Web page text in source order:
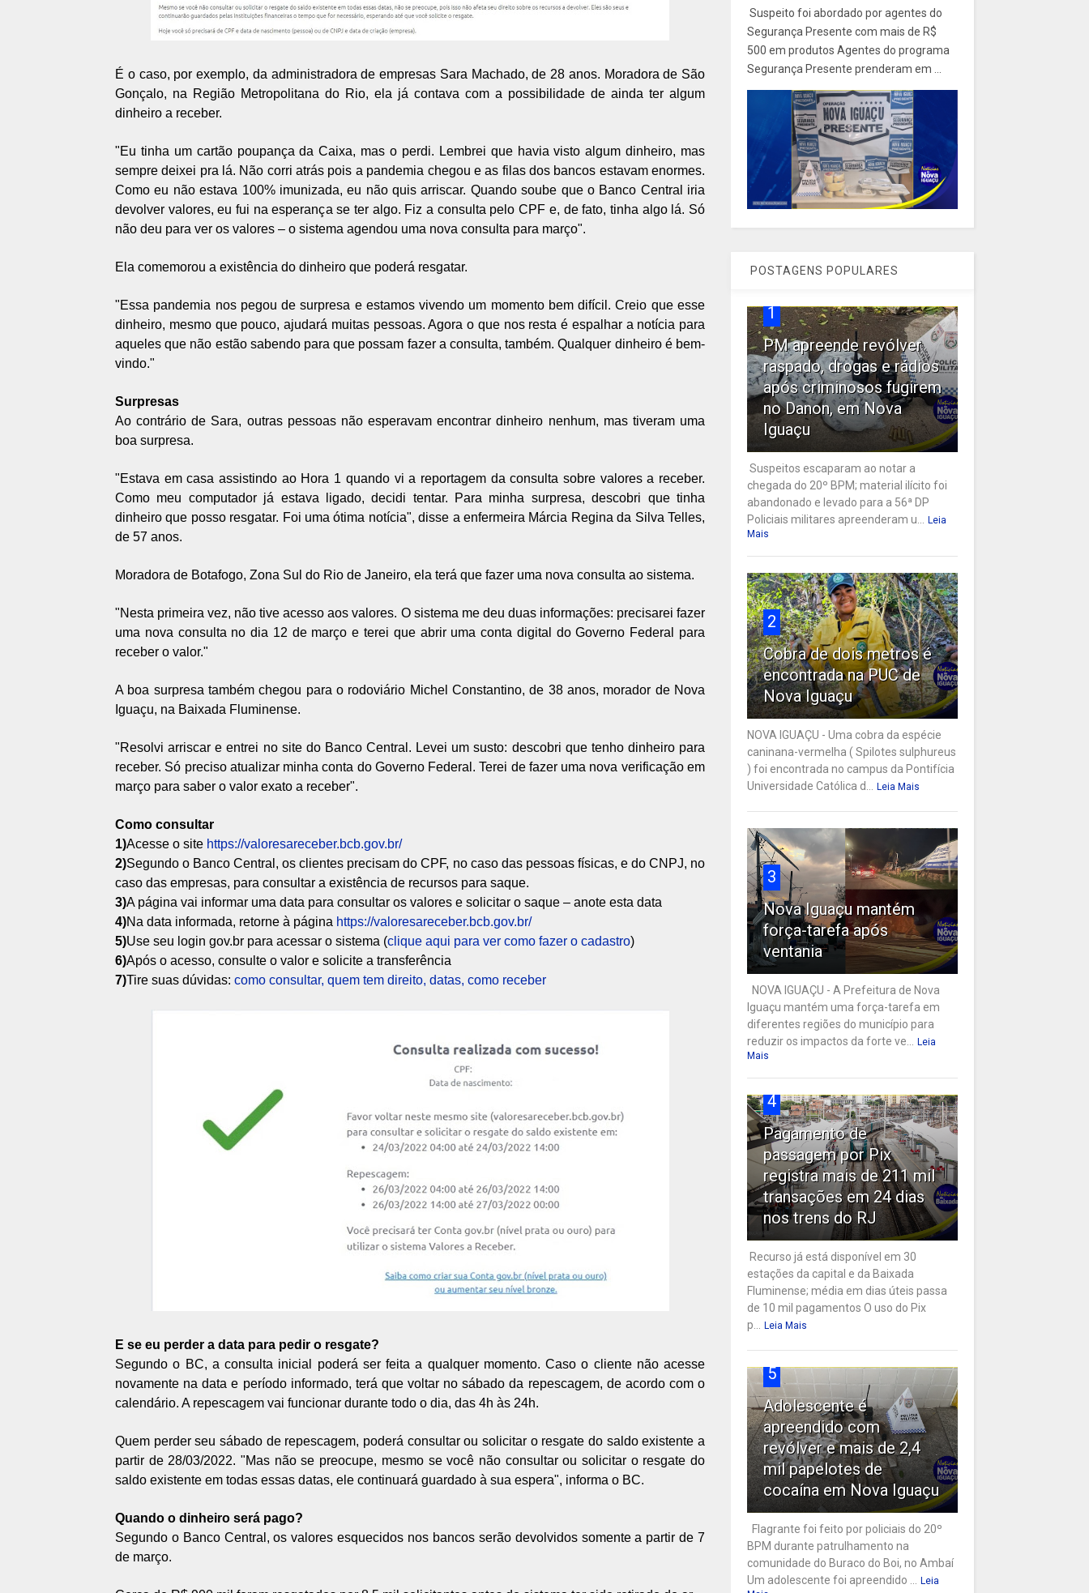
É o caso, por exemplo, da administradora de empresas Sara Machado, de 28 anos. Moradora de São
Gonçalo, na Região Metropolitana do Rio, ela já contava com a possibilidade de ainda ter algum
dinheiro a receber.
"Eu tinha um cartão poupança da Caixa, mas o perdi. Lembrei que havia visto algum dinheiro, mas
sempre deixei pra lá. Não corri atrás pois a pandemia chegou e as filas dos bancos estavam enormes.
Como eu não estava 100% imunizada, eu não quis arriscar. Quando soube que o Banco Central iria
devolver valores, eu fui na esperança se ter algo. Fiz a consulta pelo CPF e, de fato, tinha algo lá. Só
não deu para ver os valores – o sistema agendou uma nova consulta para março".
Ela comemorou a existência do dinheiro que poderá resgatar.
"Essa pandemia nos pegou de surpresa e estamos vivendo um momento bem difícil. Creio que esse
dinheiro, mesmo que pouco, ajudará muitas pessoas. Agora o que nos resta é espalhar a notícia para
aqueles que não estão sabendo para que possam fazer a consulta, também. Qualquer dinheiro é bem-
vindo."
Surpresas
Ao contrário de Sara, outras pessoas não esperavam encontrar dinheiro nenhum, mas tiveram uma
boa surpresa.
"Estava em casa assistindo ao Hora 1 quando vi a reportagem da consulta sobre valores a receber.
Como meu computador já estava ligado, decidi tentar. Para minha surpresa, descobri que tinha
dinheiro que posso resgatar. Foi uma ótima notícia", disse a enfermeira Márcia Regina da Silva Telles,
de 57 anos.
Moradora de Botafogo, Zona Sul do Rio de Janeiro, ela terá que fazer uma nova consulta ao sistema.
"Nesta primeira vez, não tive acesso aos valores. O sistema me deu duas informações: precisarei fazer
uma nova consulta no dia 12 de março e terei que abrir uma conta digital do Governo Federal para
receber o valor."
A boa surpresa também chegou para o rodoviário Michel Constantino, de 38 anos, morador de Nova
Iguaçu, na Baixada Fluminense.
"Resolvi arriscar e entrei no site do Banco Central. Levei um susto: descobri que tenho dinheiro para
receber. Só preciso atualizar minha conta do Governo Federal. Terei de fazer uma nova verificação em
março para saber o valor exato a receber".
Como consultar
1)Acesse o site https://valoresareceber.bcb.gov.br/
2)Segundo o Banco Central, os clientes precisam do CPF, no caso das pessoas físicas, e do CNPJ, no
caso das empresas, para consultar a existência de recursos para saque.
3)A página vai informar uma data para consultar os valores e solicitar o saque – anote esta data
4)Na data informada, retorne à página https://valoresareceber.bcb.gov.br/
5)Use seu login gov.br para acessar o sistema (clique aqui para ver como fazer o cadastro)
6)Após o acesso, consulte o valor e solicite a transferência
7)Tire suas dúvidas: como consultar, quem tem direito, datas, como receber
E se eu perder a data para pedir o resgate?
Segundo o BC, a consulta inicial poderá ser feita a qualquer momento. Caso o cliente não acesse
novamente na data e período informado, terá que voltar no sábado da repescagem, de acordo com o
calendário. A repescagem vai funcionar durante todo o dia, das 4h às 24h.
Quem perder seu sábado de repescagem, poderá consultar ou solicitar o resgate do saldo existente a
partir de 28/03/2022. "Mas não se preocupe, mesmo se você não consultar ou solicitar o resgate do
saldo existente em todas essas datas, ele continuará guardado à sua espera", informa o BC.
Quando o dinheiro será pago?
Segundo o Banco Central, os valores esquecidos nos bancos serão devolvidos somente a partir de 7
de março.
Suspeito foi abordado por agentes do
Segurança Presente com mais de R$
500 em produtos Agentes do programa
Segurança Presente prenderam em ...
POSTAGENS POPULARES
1
PM apreende revólver
raspado, drogas e rádios
após criminosos fugirem
no Danon, em Nova
Iguaçu
Suspeitos escaparam ao notar a
chegada do 20º BPM; material ilícito foi
abandonado e levado para a 56ª DP
Policiais militares apreenderam u...
Leia
Mais
2
Cobra de dois metros é
encontrada na PUC de
Nova Iguaçu
NOVA IGUAÇU - Uma cobra da espécie
caninana-vermelha ( Spilotes sulphureus
) foi encontrada no campus da Pontifícia
Universidade Católica d...
Leia Mais
3
Nova Iguaçu mantém
força-tarefa após
ventania
NOVA IGUAÇU - A Prefeitura de Nova
Iguaçu mantém uma força-tarefa em
diferentes regiões do município para
reduzir os impactos da forte ve...
Leia
Mais
4
Pagamento de
passagem por Pix
registra mais de 211 mil
transações em 24 dias
nos trens do RJ
Recurso já está disponível em 30
estações da capital e da Baixada
Fluminense; média em dias úteis passa
de 10 mil pagamentos O uso do Pix
p...
Leia Mais
5
Adolescente é
apreendido com
revólver e mais de 2,4
mil papelotes de
cocaína em Nova Iguaçu
Flagrante foi feito por policiais do 20º
BPM durante patrulhamento na
comunidade do Buraco do Boi, no Ambaí
Um adolescente foi apreendido ...
Leia